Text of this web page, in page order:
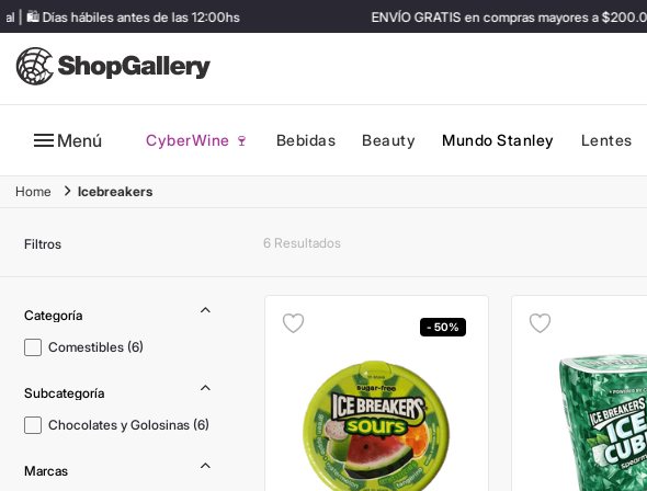
🛍️ Días hábiles antes de las 12:00hs ENVÍO GRATIS en compras mayores a $200.000
Menú CyberWine 🍷 Bebidas Beauty Mundo Stanley Lentes
Icebreakers
Filtros 6
Comestibles (6)
Chocolates y Golosinas (6)
Marcas
- 50%